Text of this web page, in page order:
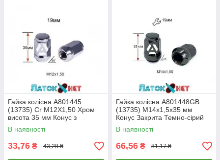
Гайка колісна A801445
(13735) Cr M12X1,50 Хром
висота 35 мм Конус з
виступом закритий ключ 19
мм
В наявності
33,76 ₴ 43,28 ₴
Гайка колісна A801448GB
(13735) M14х1,5х35 мм
Конус Закрита Темно-сірий
Ключ 19
В наявності
66,56 ₴ 81,17 ₴